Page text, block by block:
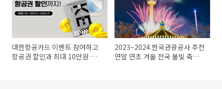
대한항공카드 이벤트 참여하고
항공권 할인과 최대 10만원 캐
2023~2024 한국관광공사 추천
연말 연초 겨울 전국 불빛 축제